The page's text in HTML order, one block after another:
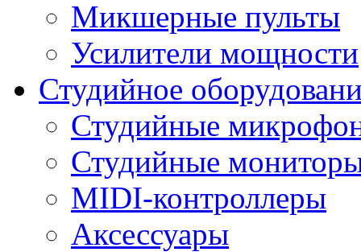
Микшерные пульты
Усилители мощности
Студийное
Студийные
Студийные
MIDI-контроллеры
Аксессуары